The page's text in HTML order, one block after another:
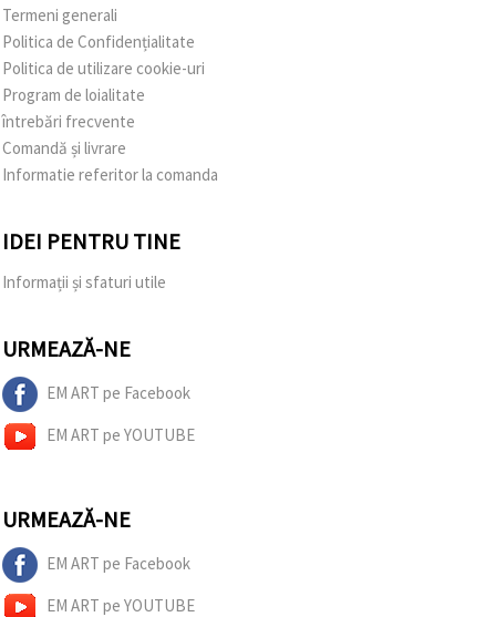
Termeni generali
Politica de Confidențialitate
Politica de utilizare cookie-uri
Program de loialitate
întrebări frecvente
Comandă și livrare
Informatie referitor la comanda
IDEI PENTRU TINE
Informații și sfaturi utile
URMEAZĂ-NE
EM ART pe Facebook
EM ART pe YOUTUBE
URMEAZĂ-NE
EM ART pe Facebook
EM ART pe YOUTUBE